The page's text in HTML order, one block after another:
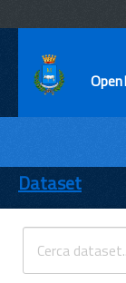
ENTI
TEMI
INFORMAZIONI
Dataset